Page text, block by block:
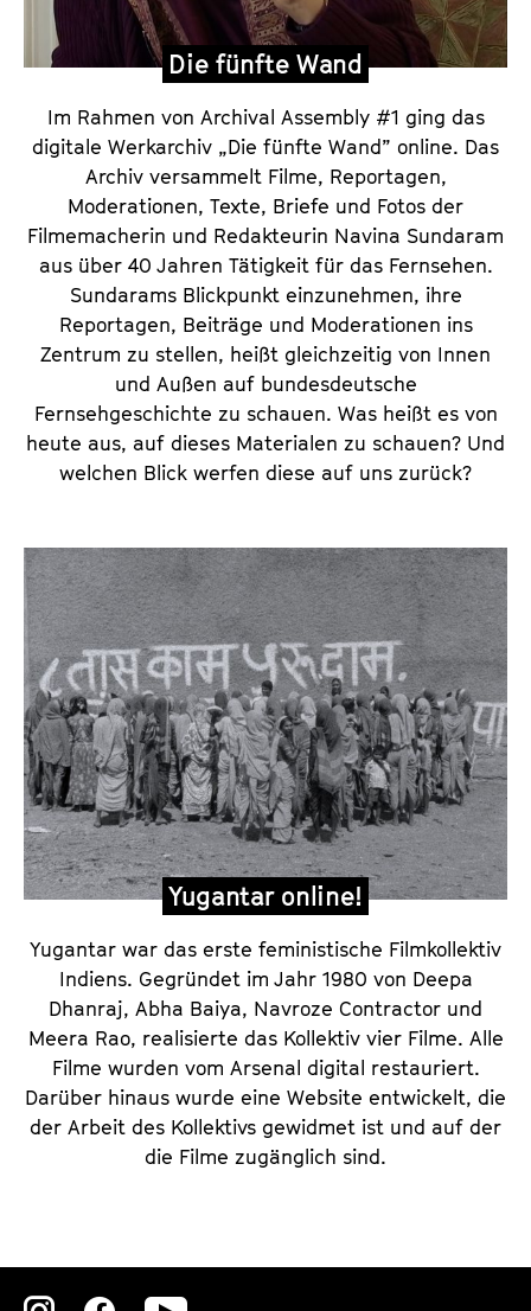
h
n
n
e
m
h
i
v
Die fünfte Wand
Im Rahmen von Archival Assembly #1 ging das
digitale Werkarchiv „Die fünfte Wand” online. Das
Archiv versammelt Filme, Reportagen,
Moderationen, Texte, Briefe und Fotos der
Filmemacherin und Redakteurin Navina Sundaram
aus über 40 Jahren Tätigkeit für das Fernsehen.
Sundarams Blickpunkt einzunehmen, ihre
Reportagen, Beiträge und Moderationen ins
Zentrum zu stellen, heißt gleichzeitig von Innen
und Außen auf bundesdeutsche
Fernsehgeschichte zu schauen. Was heißt es von
heute aus, auf dieses Materialen zu schauen? Und
welchen Blick werfen diese auf uns zurück?
Yugantar online!
Yugantar war das erste feministische Filmkollektiv
Indiens. Gegründet im Jahr 1980 von Deepa
Dhanraj, Abha Baiya, Navroze Contractor und
Meera Rao, realisierte das Kollektiv vier Filme. Alle
Filme wurden vom Arsenal digital restauriert.
Darüber hinaus wurde eine Website entwickelt, die
der Arbeit des Kollektivs gewidmet ist und auf der
die Filme zugänglich sind.